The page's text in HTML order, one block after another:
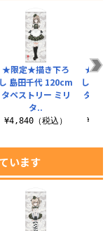
★限定★描き下ろ
し 島田千代 120cm
タペストリー ミリ
タ..
¥4,840（税込）
★限
し 西
タペ
います